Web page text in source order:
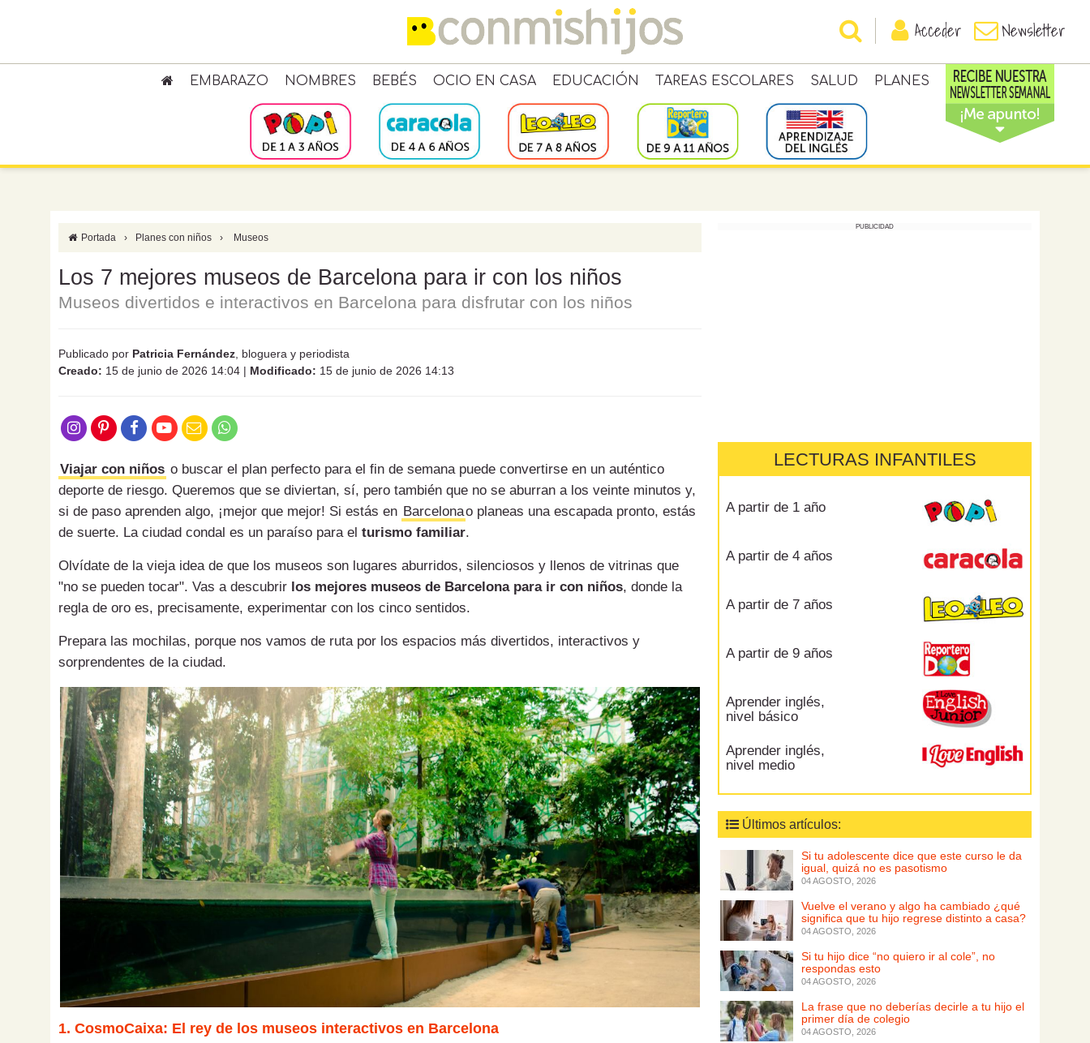
Acceder Newsletter
EMBARAZO NOMBRES BEBÉS OCIO EN CASA EDUCACIÓN TAREAS ESCOLARES SALUD PLANES
Portada › Planes con niños › Museos
Los 7 mejores museos de Barcelona para ir con los niños
Museos divertidos e interactivos en Barcelona para disfrutar con los niños
Publicado por Patricia Fernández , bloguera y periodista
Creado: 15 de junio de 2026 14:04 | Modificado: 15 de junio de 2026 14:13
Viajar con niños o buscar el plan perfecto para el fin de semana puede convertirse en un auténtico
deporte de riesgo. Queremos que se diviertan, sí, pero también que no se aburran a los veinte minutos y,
si de paso aprenden algo, ¡mejor que mejor! Si estás en Barcelonao planeas una escapada pronto, estás
de suerte. La ciudad condal es un paraíso para el turismo familiar.
Olvídate de la vieja idea de que los museos son lugares aburridos, silenciosos y llenos de vitrinas que
"no se pueden tocar". Vas a descubrir los mejores museos de Barcelona para ir con niños, donde la
regla de oro es, precisamente, experimentar con los cinco sentidos.
Prepara las mochilas, porque nos vamos de ruta por los espacios más divertidos, interactivos y
sorprendentes de la ciudad.
1. CosmoCaixa: El rey de los museos interactivos en Barcelona
PUBLICIDAD
LECTURAS INFANTILES
A partir de 1 año
A partir de 4 años
A partir de 7 años
A partir de 9 años
Aprender inglés,
nivel básico
Aprender inglés,
nivel medio
Últimos artículos:
Si tu adolescente dice que este curso le da
igual, quizá no es pasotismo
04 AGOSTO, 2026
Vuelve el verano y algo ha cambiado ¿qué
significa que tu hijo regrese distinto a casa?
04 AGOSTO, 2026
Si tu hijo dice “no quiero ir al cole”, no
respondas esto
04 AGOSTO, 2026
La frase que no deberías decirle a tu hijo el
primer día de colegio
04 AGOSTO, 2026